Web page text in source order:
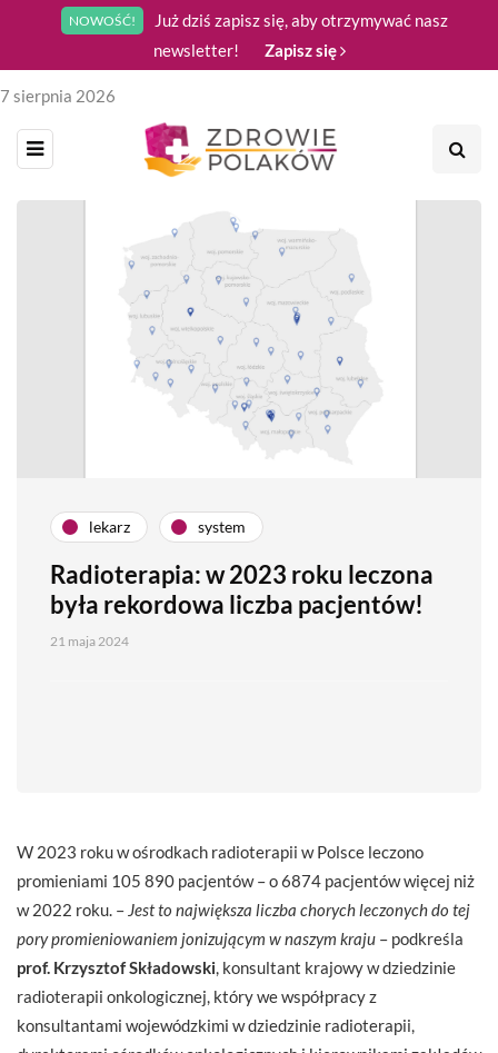
NOWOŚĆ!
Już dziś zapisz się, aby otrzymywać nasz
newsletter!
Zapisz się
7 sierpnia 2026
lekarz system
Radioterapia: w 2023 roku leczona
była rekordowa liczba pacjentów!
21 maja 2024
W 2023 roku w ośrodkach radioterapii w Polsce leczono
promieniami 105 890 pacjentów – o 6874 pacjentów więcej niż
w 2022 roku. – Jest to największa liczba chorych leczonych do tej
pory promieniowaniem jonizującym w naszym kraju – podkreśla
prof. Krzysztof Składowski , konsultant krajowy w dziedzinie
radioterapii onkologicznej, który we współpracy z
konsultantami wojewódzkimi w dziedzinie radioterapii,